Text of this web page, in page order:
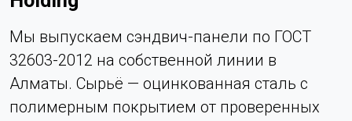
Мы выпускаем сэндвич-панели по ГОСТ
32603-2012 на собственной линии в
Алматы. Сырьё — оцинкованная сталь с
полимерным покрытием от проверенных